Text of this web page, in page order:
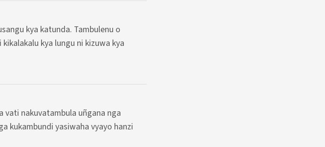
kya katunda. Tambulenu o
kya lungu ni kizuwa kya
vati nakuvatambula uñgana nga
kukambundi yasiwaha vyayo hanzi